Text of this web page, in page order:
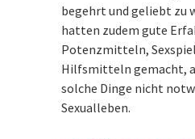
begehrt und geliebt zu
hatten zudem gute
Potenzmitteln,
Hilfsmitteln gemacht,
solche Dinge nicht
Sexualleben.